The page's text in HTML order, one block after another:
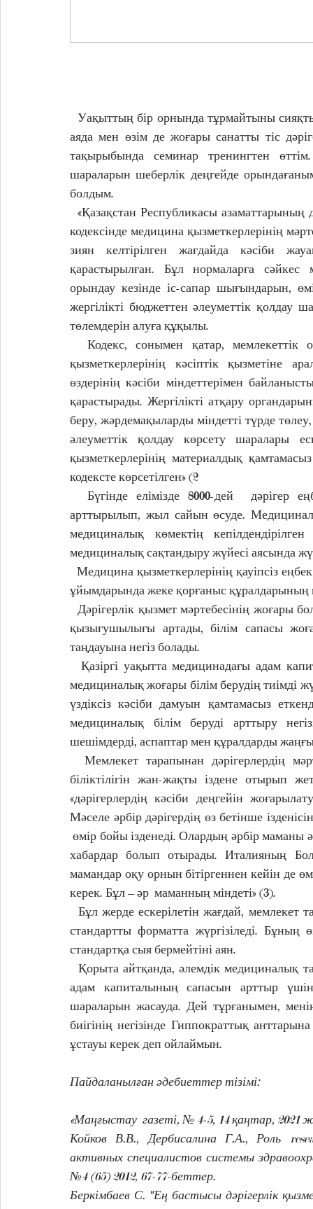
Уақыттың бір орнында тұрмайтыны
аяда мен өзім де жоғары санатты тіс
тақырыбында семинар тренингтен
шараларын шеберлік деңгейде
болдым.
«Қазақстан Республикасы азаматтарының
кодексінде медицина қызметкерлерінің
зиян келтірілген жағдайда кәсіби
қарастырылған. Бұл нормаларға сәйкес
орындау кезінде іс-сапар шығындарын,
жергілікті бюджеттен әлеуметтік
төлемдерін алуға құқылы.
Кодекс, сонымен қатар, мемлекеттік
қызметкерлерінің кәсіптік қызметіне
өздерінің кәсіби міндеттерімен
қарастырады. Жергілікті атқару
беру, жәрдемақыларды міндетті түрде
әлеуметтік қолдау көрсету шаралары
қызметкерлерінің материалдық
кодексте көрсетілген» (2
Бүгінде елімізде 8000-дей  дәрігер
арттырылып, жыл сайын өсуде.
медициналық көмектің
медициналық сақтандыру жүйесі аясында
Медицина қызметкерлерінің қауіпсіз
ұйымдарында жеке қорғаныс құралдарының
Дәрігерлік қызмет мәртебесінің жоғары
қызығушылығы артады, білім сапасы
таңдауына негіз болады.
Қазіргі уақытта медицинадағы адам
медициналық жоғары білім берудің тиімді
үздіксіз кәсіби дамуын қамтамасыз
медициналық білім беруді арттыру
шешімдерді, аспаптар мен құралдарды
Мемлекет тарапынан дәрігерлердің
біліктілігін жан-жақты іздене отырып
«дәрігерлердің кәсіби деңгейін
Мәселе әрбір дәрігердің өз бетінше
өмір бойы ізденеді. Олардың әрбір
хабардар болып отырады. Италияның
мамандар оқу орнын бітіргеннен кейін де
керек. Бұл – әр  маманның міндеті» (3).
Бұл жерде ескерілетін жағдай, мемлекет
стандартты форматта жүргізіледі. Бұның
стандартқа сыя бермейтіні аян.
Қорыта айтқанда, әлемдік медициналық
адам капиталының сапасын арттыр үшін
шараларын жасауда. Дей тұрғанымен,
биігінің негізінде Гиппократтық
ұстауы керек деп ойлаймын.
Пайдаланылған әдебиеттер тізімі:
«Маңғыстау  газеті, № 4-5, 14 қаңтар, 2021
Койков В.В., Дербисалина Г.А., Роль
активных специалистов системы
№4 (65) 2012, 67-77-беттер.
Беркімбаев С. "Ең бастысы дәрігерлік